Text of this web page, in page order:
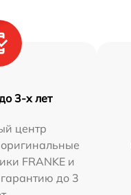
3-х лет
центр
FRANKE и
до 3